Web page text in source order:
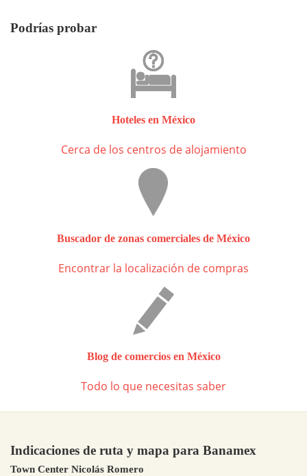
Podrías probar
Hoteles en México
Cerca de los centros de alojamiento
Buscador de zonas comerciales de México
Encontrar la localización de compras
Blog de comercios en México
Todo lo que necesitas saber
Indicaciones de ruta y mapa para Banamex
Town Center Nicolás Romero